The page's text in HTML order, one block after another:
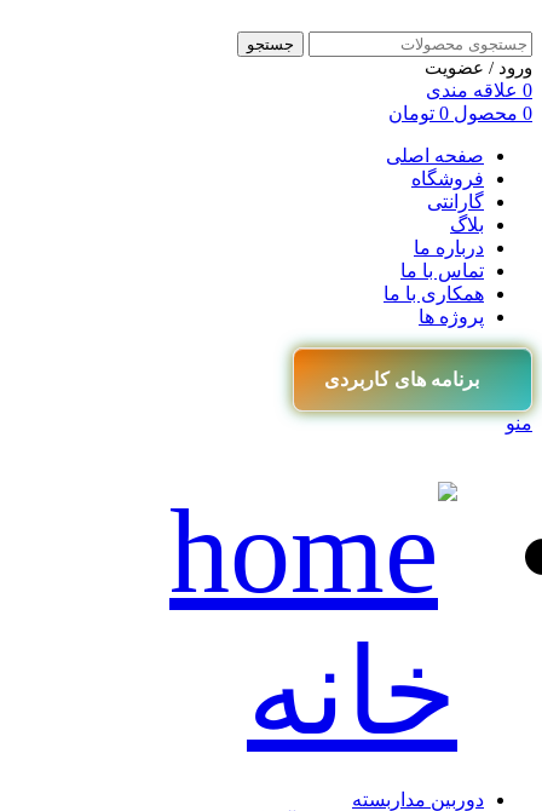
جستجو
ورود / عضویت
0 علاقه مندی
0 محصول 0 تومان
صفحه اصلی
فروشگاه
گارانتی
بلاگ
درباره ما
تماس با ما
همکاری با ما
پروژه ها
برنامه های کاربردی
منو
خانه
دوربین مداربسته